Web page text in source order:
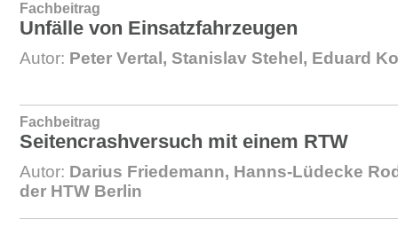
Fachbeitrag
Unfälle von Einsatzfahrzeugen
Autor: Peter Vertal, Stanislav Stehel, Eduard
Fachbeitrag
Seitencrashversuch mit einem RTW
Autor: Darius Friedemann, Hanns-Lüdecke
der HTW Berlin